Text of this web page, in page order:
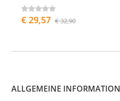
€ 29,57 € 32,90
ALLGEMEINE